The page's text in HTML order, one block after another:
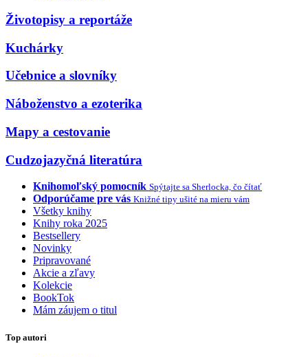
Životopisy a reportáže
Kuchárky
Učebnice a slovníky
Náboženstvo a ezoterika
Mapy a cestovanie
Cudzojazyčná literatúra
Knihomoľský pomocník Spýtajte sa Sherlocka, čo čítať
Odporúčame pre vás Knižné tipy ušité na mieru vám
Všetky knihy
Knihy roka 2025
Bestsellery
Novinky
Pripravované
Akcie a zľavy
Kolekcie
BookTok
Mám záujem o titul
Top autori